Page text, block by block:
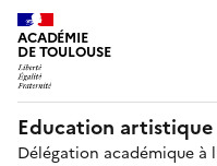
ACADÉMIE
DE TOULOUSE
Education
Délégation académique